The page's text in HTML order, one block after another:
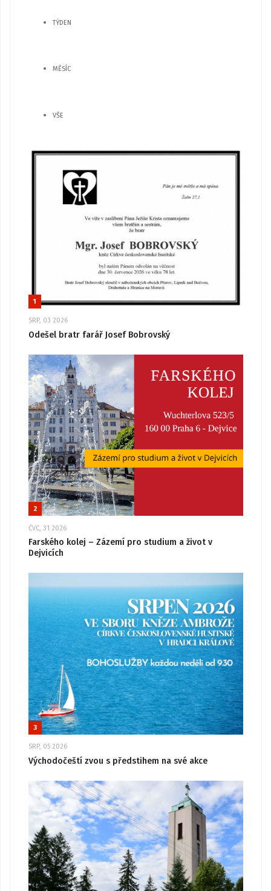
TÝDEN
MĚSÍC
VŠE
1
SRP, 03 2026
Odešel bratr farář Josef Bobrovský
2
ČVC, 31 2026
Farského kolej – Zázemí pro studium a život v
Dejvicích
3
SRP, 05 2026
Východočeští zvou s předstihem na své akce